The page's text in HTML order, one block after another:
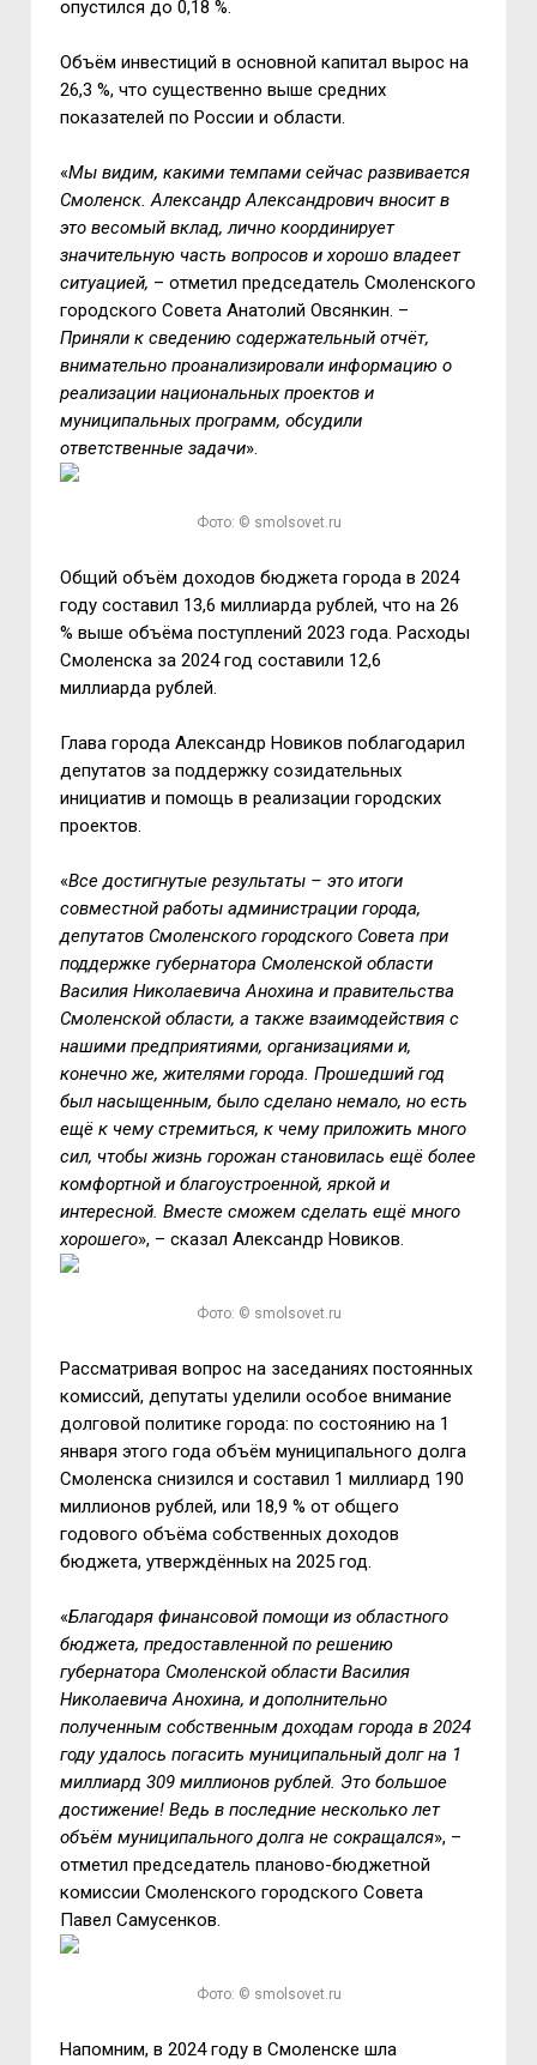
опустился до 0,18 %.
Объём инвестиций в основной капитал вырос на
26,3 %, что существенно выше средних
показателей по России и области.
«Мы видим, какими темпами сейчас развивается
Смоленск. Александр Александрович вносит в
это весомый вклад, лично координирует
значительную часть вопросов и хорошо владеет
ситуацией, – отметил председатель Смоленского
городского Совета Анатолий Овсянкин. –
Приняли к сведению содержательный отчёт,
внимательно проанализировали информацию о
реализации национальных проектов и
муниципальных программ, обсудили
ответственные задачи».
Фото: © smolsovet.ru
Общий объём доходов бюджета города в 2024
году составил 13,6 миллиарда рублей, что на 26
% выше объёма поступлений 2023 года. Расходы
Смоленска за 2024 год составили 12,6
миллиарда рублей.
Глава города Александр Новиков поблагодарил
депутатов за поддержку созидательных
инициатив и помощь в реализации городских
проектов.
«Все достигнутые результаты – это итоги
совместной работы администрации города,
депутатов Смоленского городского Совета при
поддержке губернатора Смоленской области
Василия Николаевича Анохина и правительства
Смоленской области, а также взаимодействия с
нашими предприятиями, организациями и,
конечно же, жителями города. Прошедший год
был насыщенным, было сделано немало, но есть
ещё к чему стремиться, к чему приложить много
сил, чтобы жизнь горожан становилась ещё более
комфортной и благоустроенной, яркой и
интересной. Вместе сможем сделать ещё много
хорошего», – сказал Александр Новиков.
Фото: © smolsovet.ru
Рассматривая вопрос на заседаниях постоянных
комиссий, депутаты уделили особое внимание
долговой политике города: по состоянию на 1
января этого года объём муниципального долга
Смоленска снизился и составил 1 миллиард 190
миллионов рублей, или 18,9 % от общего
годового объёма собственных доходов
бюджета, утверждённых на 2025 год.
«Благодаря финансовой помощи из областного
бюджета, предоставленной по решению
губернатора Смоленской области Василия
Николаевича Анохина, и дополнительно
полученным собственным доходам города в 2024
году удалось погасить муниципальный долг на 1
миллиард 309 миллионов рублей. Это большое
достижение! Ведь в последние несколько лет
объём муниципального долга не сокращался», –
отметил председатель планово-бюджетной
комиссии Смоленского городского Совета
Павел Самусенков.
Фото: © smolsovet.ru
Напомним, в 2024 году в Смоленске шла